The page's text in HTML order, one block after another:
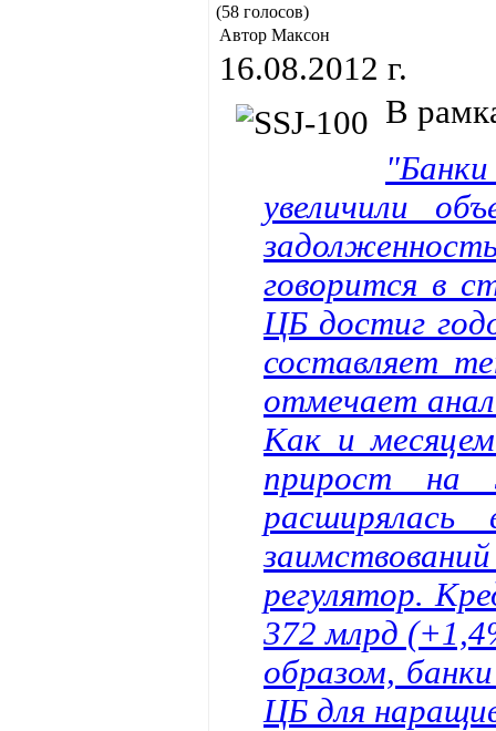
(58 голосов)
Автор Максон
16.08.2012 г.
В
увеличили
говорится в
ЦБ достиг
составляет
отмечает
Как и
прирост на
регулятор.
372 млрд
образом,
ЦБ для